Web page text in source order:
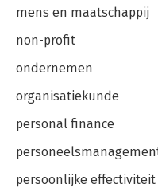
mens en maatschappij
non-profit
ondernemen
organisatiekunde
personal finance
persoonlijke effectiviteit